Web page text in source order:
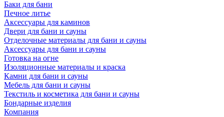
Баки для бани
Печное литье
Аксессуары для каминов
Двери для бани и сауны
Отделочные материалы для бани и сауны
Аксессуары для бани и сауны
Готовка на огне
Изоляционные материалы и краска
Камни для бани и сауны
Мебель для бани и сауны
Текстиль и косметика для бани и сауны
Бондарные изделия
Компания